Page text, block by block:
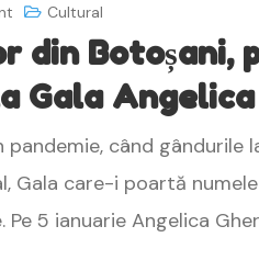
Cultural
din Botoșani,
Gala Angelica
când gândurile
Gala care-i poartă
Pe 5 ianuarie Angelica